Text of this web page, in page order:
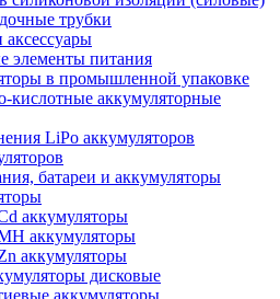
трубки
питания
в промышленной упаковке
кислотные аккумуляторные
LiPo аккумуляторов
батареи и аккумуляторы
аккумуляторы
аккумуляторы
аккумуляторы
дисковые
аккумуляторы